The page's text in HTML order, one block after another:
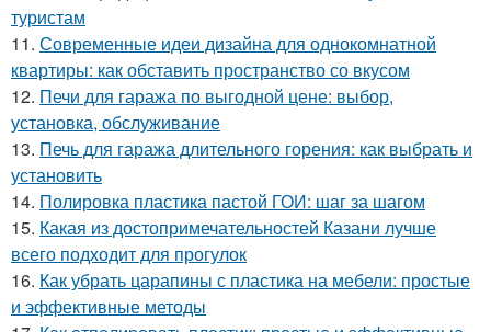
туристам
11. Современные идеи дизайна для однокомнатной
квартиры: как обставить пространство со вкусом
12. Печи для гаража по выгодной цене: выбор,
установка, обслуживание
13. Печь для гаража длительного горения: как выбрать и
установить
14. Полировка пластика пастой ГОИ: шаг за шагом
15. Какая из достопримечательностей Казани лучше
всего подходит для прогулок
16. Как убрать царапины с пластика на мебели: простые
и эффективные методы